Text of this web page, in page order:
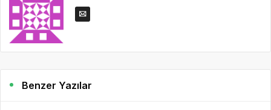
Benzer Yazılar